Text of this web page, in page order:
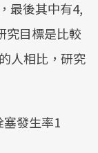
最後其中有4,
究目標是比較
人相比，研究
發生率1